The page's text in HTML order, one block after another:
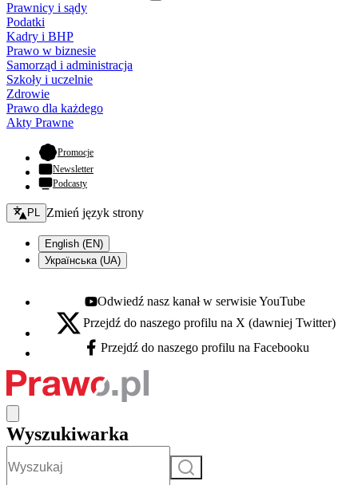
Prawnicy i sądy
Podatki
Kadry i BHP
Prawo w biznesie
Samorząd i administracja
Szkoły i uczelnie
Zdrowie
Prawo dla każdego
Akty Prawne
Promocje- otwiera się w nowej karcie
Newsletter
Podcasty
Zmień język - bieżący:
PL Zmień język strony
English (EN)
Українська (UA)
Youtube - otwiera się w nowej karcie
Odwiedź nasz kanał w serwisie YouTube
X - otwiera się w nowej karcie
Przejdź do naszego profilu na X (dawniej Twitter)
Facebook - otwiera się w nowej karcie
Przejdź do naszego profilu na Facebooku
Wyszukiwarka
Szukaj